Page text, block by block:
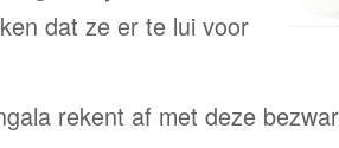
dat ze er te lui voor
rekent af met deze